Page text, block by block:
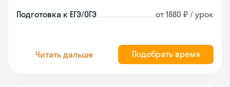
Подготовка к ЕГЭ/ОГЭ от 1880 ₽ / урок
Читать дальше Подобрать время